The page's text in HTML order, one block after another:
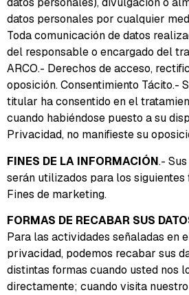
datos personales por cualquier
Toda comunicación de datos
del responsable o encargado del
ARCO.- Derechos de acceso,
oposición. Consentimiento Tácito.-
titular ha consentido en el
cuando habiéndose puesto a su
Privacidad, no manifieste su
FINES DE LA INFORMACIÓN.-
serán utilizados para los
Fines de marketing.
FORMAS DE RECABAR SUS
Para las actividades señaladas en
privacidad, podemos recabar sus
distintas formas cuando usted nos
directamente; cuando visita